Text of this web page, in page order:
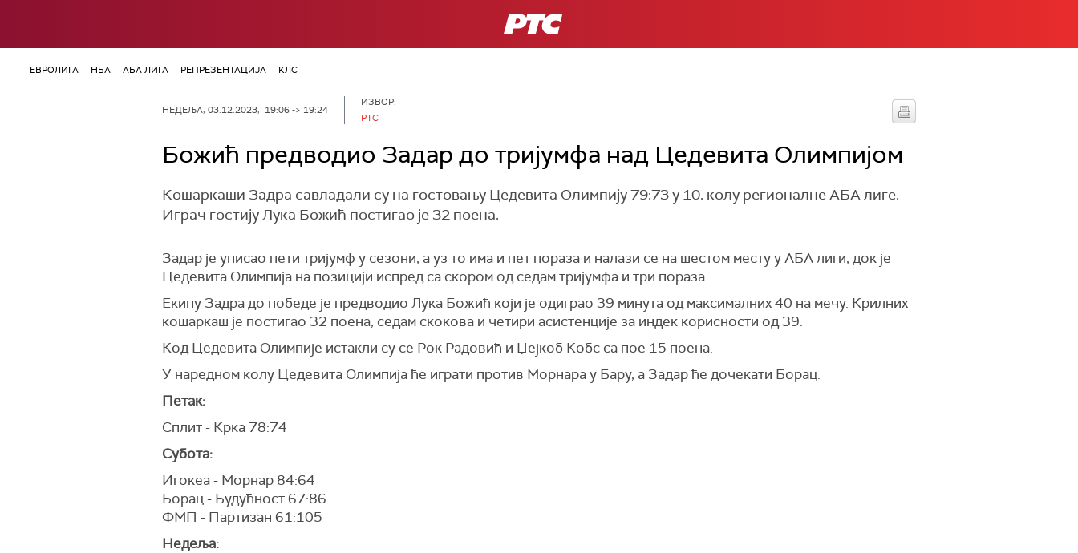
РТС
ЕВРОЛИГА НБА АБА ЛИГА РЕПРЕЗЕНТАЦИЈА КЛС
НЕДЕЉА, 03.12.2023, 19:06 -> 19:24
ИЗВОР:
РТС
Божић предводио Задар до тријумфа над Цедевита Олимпијом
Кошаркаши Задра савладали су на гостовању Цедевита Олимпију 79:73 у 10. колу регионалне АБА лиге.
Играч гостију Лука Божић постигао је 32 поена.
Задар је уписао пети тријумф у сезони, а уз то има и пет пораза и налази се на шестом месту у АБА лиги, док је
Цедевита Олимпија на позицији испред са скором од седам тријумфа и три пораза.
Екипу Задра до победе је предводио Лука Божић који је одиграо 39 минута од максималних 40 на мечу. Крилних
кошаркаш је постигао 32 поена, седам скокова и четири асистенције за индек корисности од 39.
Код Цедевита Олимпије истакли су се Рок Радовић и Џејкоб Кобс са пое 15 поена.
У наредном колу Цедевита Олимпија ће играти против Морнара у Бару, а Задар ће дочекати Борац.
Петак:
Сплит - Крка 78:74
Субота:
Игокеа - Морнар 84:64
Борац - Будућност 67:86
ФМП - Партизан 61:105
Недеља: